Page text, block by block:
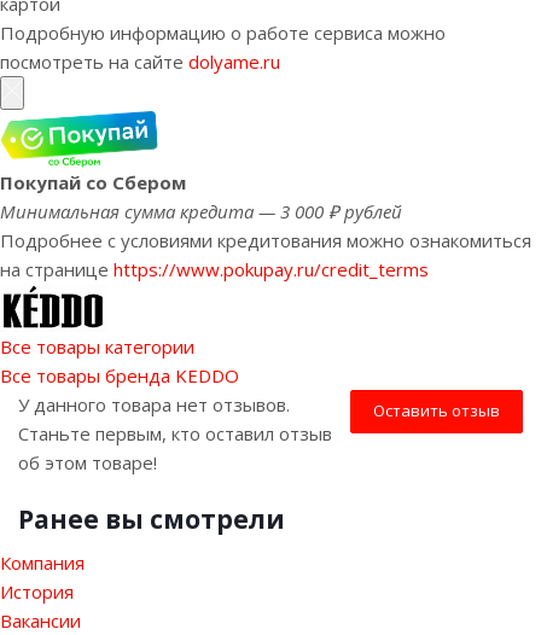
Подробную информацию о работе сервиса можно
посмотреть на сайте dolyame.ru
Покупай со Сбером
Минимальная сумма кредита — 3 000 ₽ рублей
Подробнее с условиями кредитования можно ознакомиться
на странице https://www.pokupay.ru/credit_terms
Все товары категории
Все товары бренда KEDDO
Оставить отзыв
У данного товара нет отзывов.
Станьте первым, кто оставил отзыв
об этом товаре!
Ранее вы смотрели
Компания
История
Вакансии